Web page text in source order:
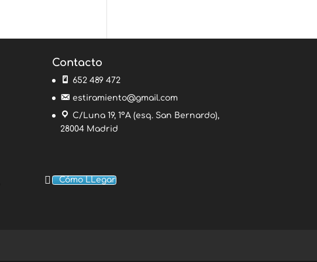
Contacto
652 489 472
estiramiento@gmail.com
C/Luna 19, 1ºA (esq. San Bernardo),
28004 Madrid
Cómo LLegar